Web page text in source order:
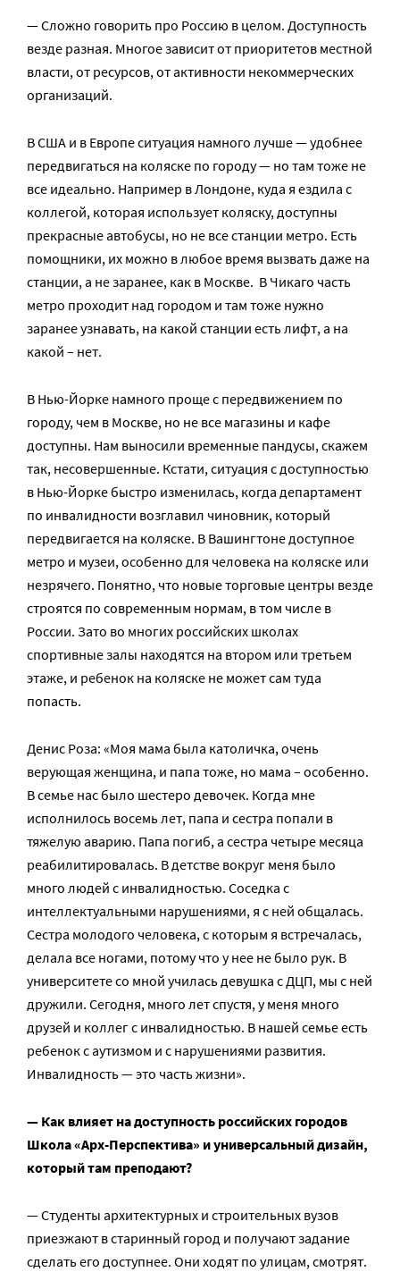
— Сложно говорить про Россию в целом. Доступность
везде разная. Многое зависит от приоритетов местной
власти, от ресурсов, от активности некоммерческих
организаций.
В США и в Европе ситуация намного лучше — удобнее
передвигаться на коляске по городу — но там тоже не
все идеально. Например в Лондоне, куда я ездила с
коллегой, которая использует коляску, доступны
прекрасные автобусы, но не все станции метро. Есть
помощники, их можно в любое время вызвать даже на
станции, а не заранее, как в Москве. В Чикаго часть
метро проходит над городом и там тоже нужно
заранее узнавать, на какой станции есть лифт, а на
какой – нет.
В Нью-Йорке намного проще с передвижением по
городу, чем в Москве, но не все магазины и кафе
доступны. Нам выносили временные пандусы, скажем
так, несовершенные. Кстати, ситуация с доступностью
в Нью-Йорке быстро изменилась, когда департамент
по инвалидности возглавил чиновник, который
передвигается на коляске. В Вашингтоне доступное
метро и музеи, особенно для человека на коляске или
незрячего. Понятно, что новые торговые центры везде
строятся по современным нормам, в том числе в
России. Зато во многих российских школах
спортивные залы находятся на втором или третьем
этаже, и ребенок на коляске не может сам туда
попасть.
Денис Роза: «Моя мама была католичка, очень
верующая женщина, и папа тоже, но мама – особенно.
В семье нас было шестеро девочек. Когда мне
исполнилось восемь лет, папа и сестра попали в
тяжелую аварию. Папа погиб, а сестра четыре месяца
реабилитировалась. В детстве вокруг меня было
много людей с инвалидностью. Соседка с
интеллектуальными нарушениями, я с ней общалась.
Сестра молодого человека, с которым я встречалась,
делала все ногами, потому что у нее не было рук. В
университете со мной училась девушка с ДЦП, мы с ней
дружили. Сегодня, много лет спустя, у меня много
друзей и коллег с инвалидностью. В нашей семье есть
ребенок с аутизмом и с нарушениями развития.
Инвалидность — это часть жизни».
— Как влияет на доступность российских городов
Школа «Арх-Перспектива» и универсальный дизайн,
который там преподают?
— Студенты архитектурных и строительных вузов
приезжают в старинный город и получают задание
сделать его доступнее. Они ходят по улицам, смотрят.